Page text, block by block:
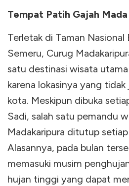
Tempat Patih Gajah
Terletak di Taman
Semeru, Curug
satu destinasi wisata
karena lokasinya yang
kota. Meskipun dibuka
Sadi, salah satu pemandu
Madakaripura ditutup
Alasannya, pada bulan
memasuki musim
hujan tinggi yang dapat